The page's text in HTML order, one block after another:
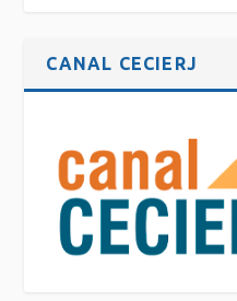
CANAL CECIERJ